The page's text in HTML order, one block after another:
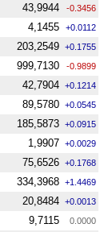
43,9944 -0.3456
4,1455 +0.0112
203,2549 +0.1755
999,7130 -0.9899
42,7904 +0.1214
89,5780 +0.0545
185,5873 +0.0915
1,9907 +0.0029
75,6526 +0.1768
334,3968 +1.4469
20,8484 +0.0013
9,7115 0.0000